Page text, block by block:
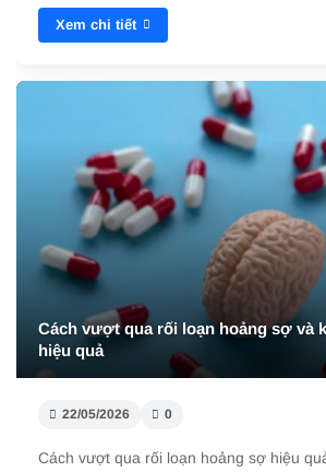
Xem chi tiết
Các hội chứng tâm lý thường gặp
tinh thần
22/05/2026 0
Các hội chứng tâm lý thường gặp như lo